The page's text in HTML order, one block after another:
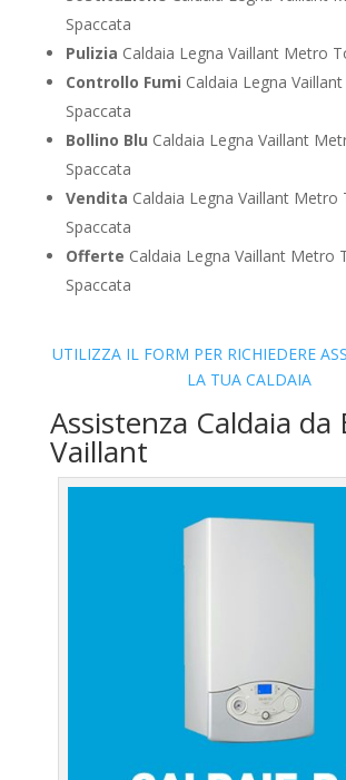
Spaccata
Pulizia Caldaia Legna Vaillant Metro
Controllo Fumi Caldaia Legna
Spaccata
Bollino Blu Caldaia Legna Vaillant
Spaccata
Vendita Caldaia Legna Vaillant Metro
Spaccata
Offerte Caldaia Legna Vaillant Metro
Spaccata
UTILIZZA IL FORM PER RICHIEDERE
LA TUA CALDAIA
Assistenza Caldaia da
Vaillant